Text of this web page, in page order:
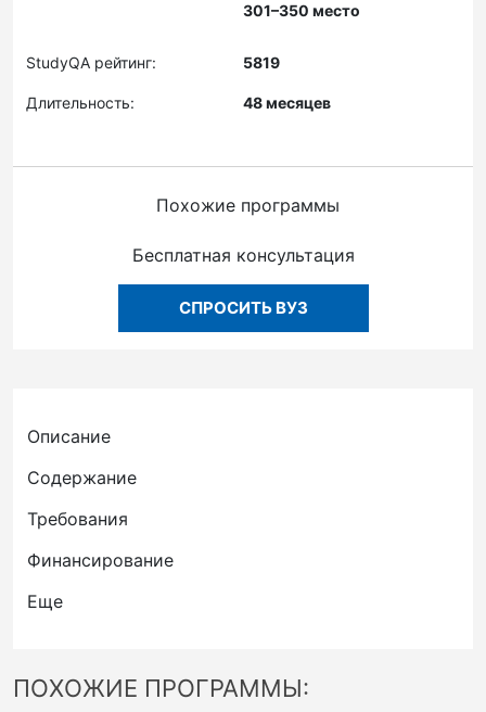
301–350 место
StudyQA рейтинг: 5819
Длительность: 48 месяцев
Похожие программы
Бесплатная консультация
СПРОСИТЬ ВУЗ
Описание
Содержание
Требования
Финансирование
Еще
ПОХОЖИЕ ПРОГРАММЫ: